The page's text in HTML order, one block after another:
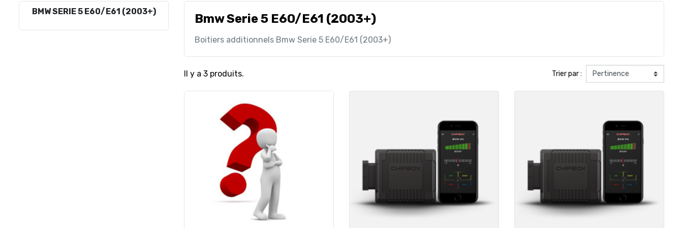
BMW SERIE 5 E60/E61 (2003+)
Bmw Serie 5 E60/E61 (2003+)
Boitiers additionnels Bmw Serie 5 E60/E61 (2003+)
Il y a 3 produits. Trier par :